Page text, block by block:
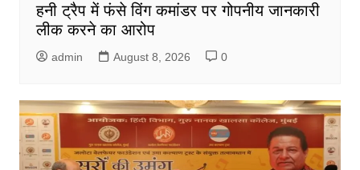
हनी ट्रैप में फंसे विंग कमांडर पर गोपनीय जानकारी
लीक करने का आरोप
admin August 8, 2026 0